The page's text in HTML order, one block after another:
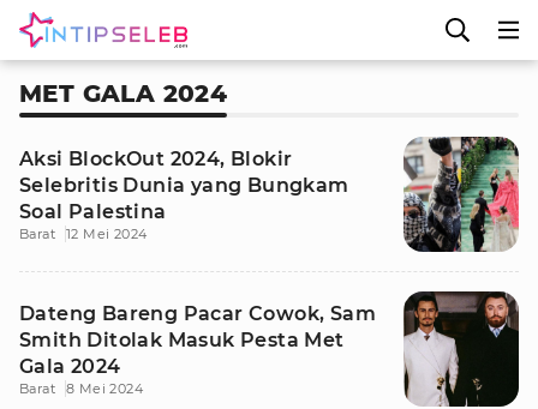
MET GALA 2024
Aksi BlockOut 2024, Blokir
Selebritis Dunia yang Bungkam
Soal Palestina
Barat 12 Mei 2024
Dateng Bareng Pacar Cowok, Sam
Smith Ditolak Masuk Pesta Met
Gala 2024
Barat 8 Mei 2024